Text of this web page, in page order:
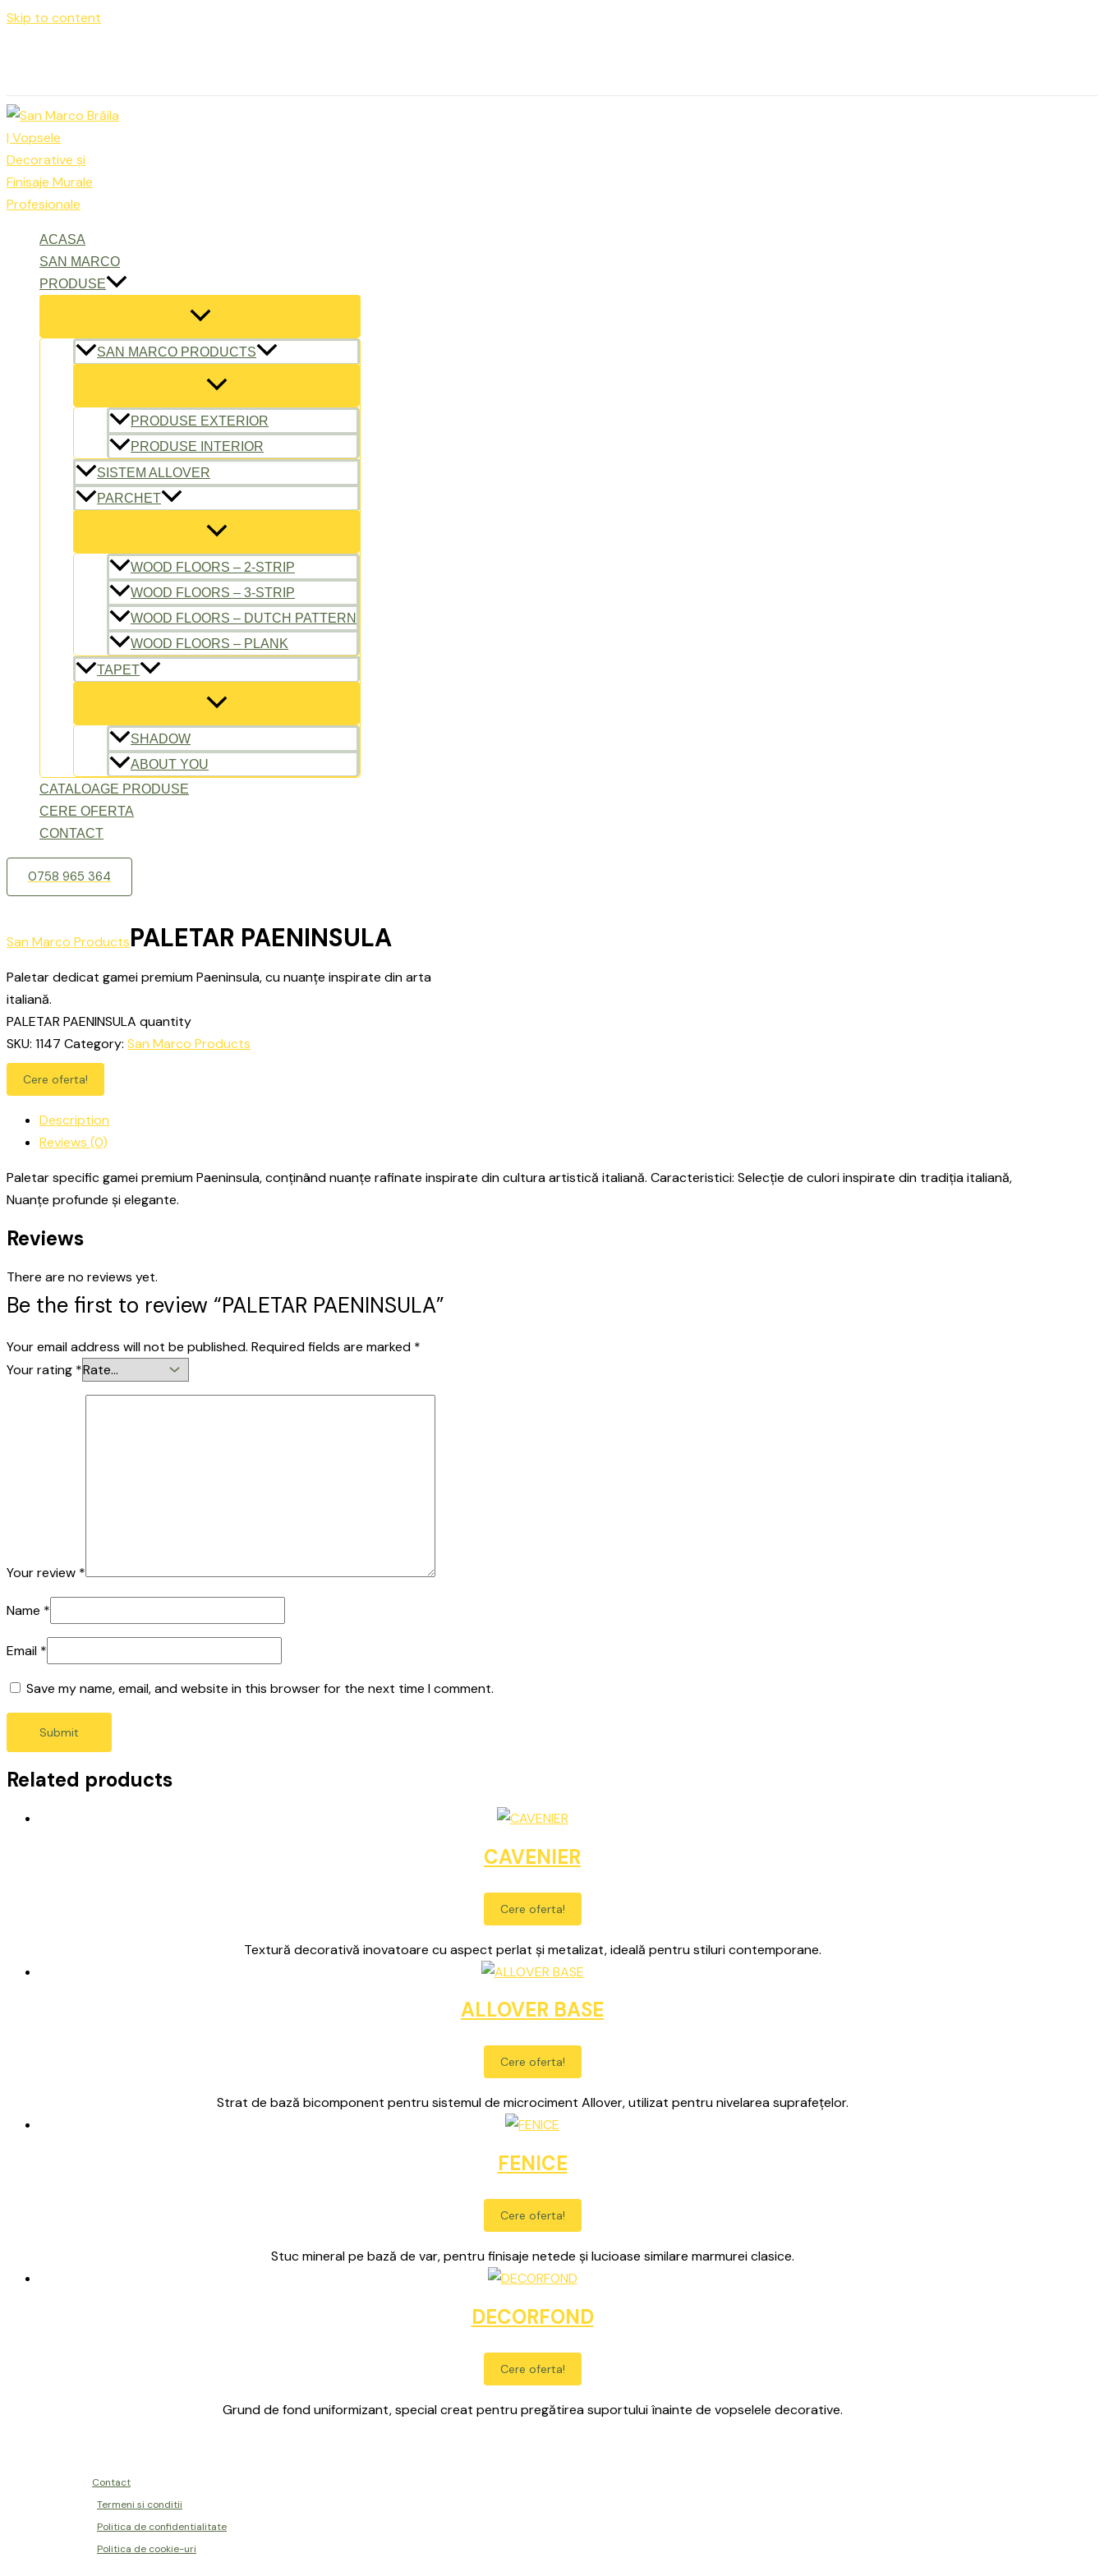
Skip to content
ACASA
SAN MARCO
PRODUSE
SAN MARCO PRODUCTS
PRODUSE EXTERIOR
PRODUSE INTERIOR
SISTEM ALLOVER
PARCHET
WOOD FLOORS – 2-STRIP
WOOD FLOORS – 3-STRIP
WOOD FLOORS – DUTCH PATTERN
WOOD FLOORS – PLANK
TAPET
SHADOW
ABOUT YOU
CATALOAGE PRODUSE
CERE OFERTA
CONTACT
0758 965 364
San Marco ProductsPALETAR PAENINSULA
Paletar dedicat gamei premium Paeninsula, cu nuanțe inspirate din arta
italiană.
PALETAR PAENINSULA quantity
SKU: 1147 Category: San Marco Products
Cere oferta!
Description
Reviews (0)
Paletar specific gamei premium Paeninsula, conținând nuanțe rafinate inspirate din cultura artistică italiană. Caracteristici: Selecție de culori inspirate din tradiția italiană,
Nuanțe profunde și elegante.
Reviews
There are no reviews yet.
Be the first to review “PALETAR PAENINSULA”
Your email address will not be published. Required fields are marked *
Your rating *
Your review *
Name *
Email *
Save my name, email, and website in this browser for the next time I comment.
Related products
CAVENIER
Cere oferta!
Textură decorativă inovatoare cu aspect perlat și metalizat, ideală pentru stiluri contemporane.
ALLOVER BASE
Cere oferta!
Strat de bază bicomponent pentru sistemul de microciment Allover, utilizat pentru nivelarea suprafețelor.
FENICE
Cere oferta!
Stuc mineral pe bază de var, pentru finisaje netede și lucioase similare marmurei clasice.
DECORFOND
Cere oferta!
Grund de fond uniformizant, special creat pentru pregătirea suportului înainte de vopselele decorative.
Contact
Termeni si conditii
Politica de confidentialitate
Politica de cookie-uri